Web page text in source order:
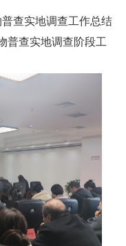
查实地调查工作总结
普查实地调查阶段工